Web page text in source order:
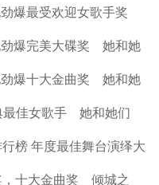
爆最受欢迎女歌手奖
爆完美大碟奖 她和她
爆十大金曲奖 她和她
佳女歌手 她和她们
榜 年度最佳舞台演绎大
十大金曲奖 倾城之